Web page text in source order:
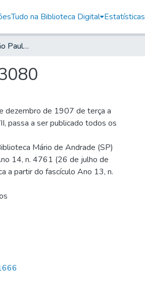
Tudo na Biblioteca Digital Estatísticas
O Commercio de São Paulo, 1902, Ano X, n. 3080
dezembro de 1907 de terça a
passa a ser publicado todos os
Mário de Andrade (SP)
14, n. 4761 (26 de julho de
a partir do fascículo Ano 13, n.